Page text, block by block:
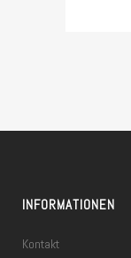
INFORMATIONEN
Kontakt